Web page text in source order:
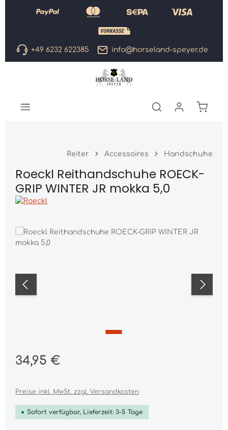
Zum Hauptinhalt springen
+49 6232 622385 info@horseland-speyer.de
Reiter Accessoires Handschuhe
Roeckl Reithandschuhe ROECK-
GRIP WINTER JR mokka 5,0
Bildergalerie überspringen
Regulärer Preis:
34,95 €
Preise inkl. MwSt. zzgl. Versandkosten
Sofort verfügbar, Lieferzeit: 3-5 Tage